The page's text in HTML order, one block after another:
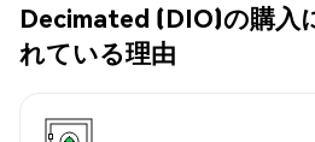
Decimated (DIO)の購入
れている理由